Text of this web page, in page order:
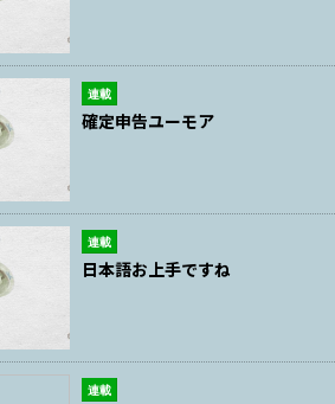
連載
確定申告ユーモア
連載
日本語お上手ですね
連載